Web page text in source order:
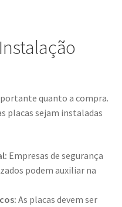
quanto a compra.
placas sejam instaladas
Empresas de segurança
podem auxiliar na
As placas devem ser